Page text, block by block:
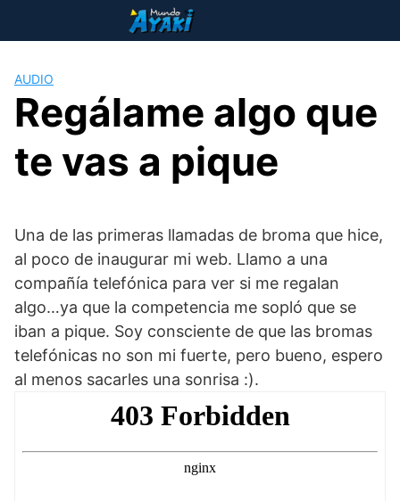
AUDIO
Regálame algo que
te vas a pique
Una de las primeras llamadas de broma que hice,
al poco de inaugurar mi web. Llamo a una
compañía telefónica para ver si me regalan
algo…ya que la competencia me sopló que se
iban a pique. Soy consciente de que las bromas
telefónicas no son mi fuerte, pero bueno, espero
al menos sacarles una sonrisa :).